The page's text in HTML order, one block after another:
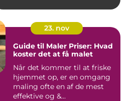
23. nov
Guide til Maler Priser: Hvad
koster det at få malet
Når det kommer til at friske
hjemmet op, er en omgang
maling ofte en af de mest
effektive og &...